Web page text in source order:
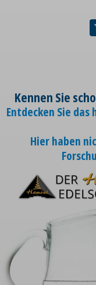
Kennen Sie
Entdecken Sie
Hier haben